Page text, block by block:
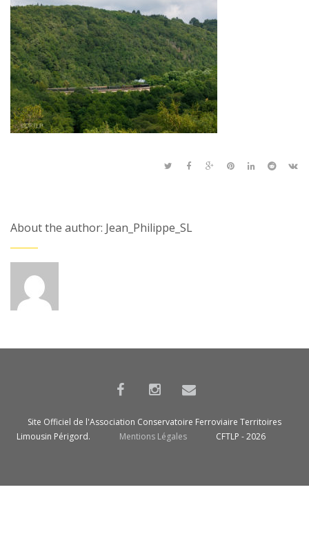
About the author: Jean_Philippe_SL
Site Officiel de l'Association Conservatoire Ferroviaire Territoires
Limousin Périgord. Mentions Légales CFTLP - 2026